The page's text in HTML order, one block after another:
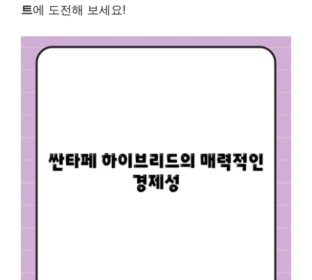
트에 도전해 보세요!